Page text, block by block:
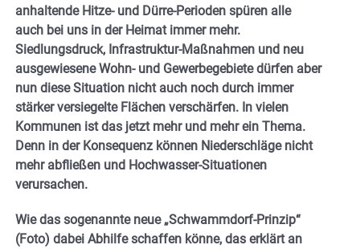
anhaltende Hitze- und Dürre-Perioden spüren alle
auch bei uns in der Heimat immer mehr.
Siedlungsdruck, Infrastruktur-Maßnahmen und neu
ausgewiesene Wohn- und Gewerbegebiete dürfen aber
nun diese Situation nicht auch noch durch immer
stärker versiegelte Flächen verschärfen. In vielen
Kommunen ist das jetzt mehr und mehr ein Thema.
Denn in der Konsequenz können Niederschläge nicht
mehr abfließen und Hochwasser-Situationen
verursachen.
Wie das sogenannte neue „Schwammdorf-Prinzip“
(Foto) dabei Abhilfe schaffen könne, das erklärt an